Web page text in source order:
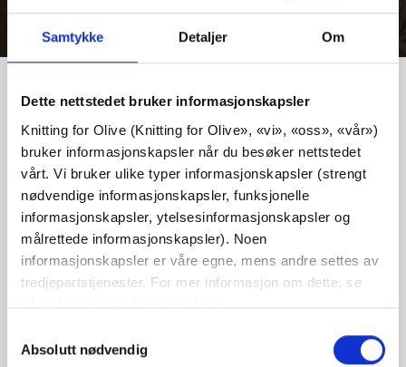
Samtykke Detaljer Om
Dette nettstedet bruker informasjonskapsler
Knitting for Olive (Knitting for Olive», «vi», «oss», «vår»)
bruker informasjonskapsler når du besøker nettstedet
vårt. Vi bruker ulike typer informasjonskapsler (strengt
nødvendige informasjonskapsler, funksjonelle
informasjonskapsler, ytelsesinformasjonskapsler og
målrettede informasjonskapsler). Noen
informasjonskapsler er våre egne, mens andre settes av
tredjepartstjenester. For mer informasjon om dette, se
vår informasjonskapselpolicy.
som ikke er nødvendige for at nettstedet skal fungere.
avAbsolutt nødvendig
VI ER OPPTATT AV ETISK,
ANSVARLIG STRIKKING
Vi er svært opptatt av dyrevelferd og sosialt ansvar, og
produserer garn med respekt for dyr, bønder,
produksjonsarbeidere og miljøet. Ved å bruke cruelty-free
ull og silke, sørger vi for at sauer, geiter - og til og med
Vi er stolte over å ta de første skrittene mot en
dyrevennlig, sosialt ansvarlig og transparent garnindustri.